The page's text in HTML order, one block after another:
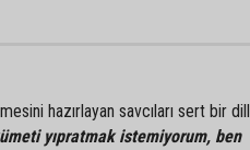
hazırlayan savcıları sert bir
yıpratmak istemiyorum, ben